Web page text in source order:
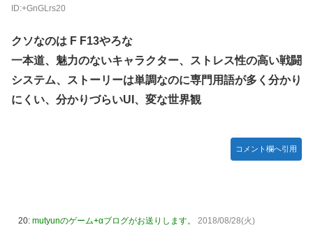
ID:+GnGLrs20
クソなのは F F13やろな
一本道、魅力のないキャラクター、ストレス性の高い戦闘
システム、ストーリーは単調なのに専門用語が多く分かり
にくい、分かりづらいUI、変な世界観
コメント欄へ引用
20: mutyunのゲーム+αブログがお送りします。
2018/08/28(火)